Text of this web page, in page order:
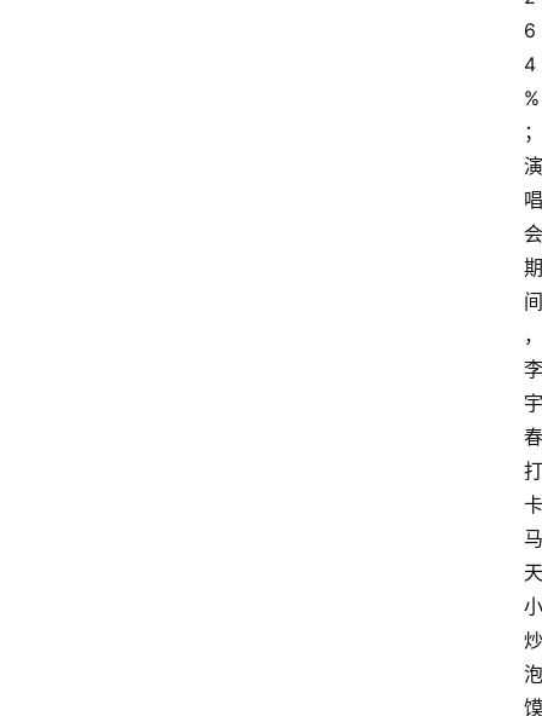
6
4
%
；
演
唱
会
期
间
，
李
宇
春
打
卡
马
天
小
炒
泡
馍